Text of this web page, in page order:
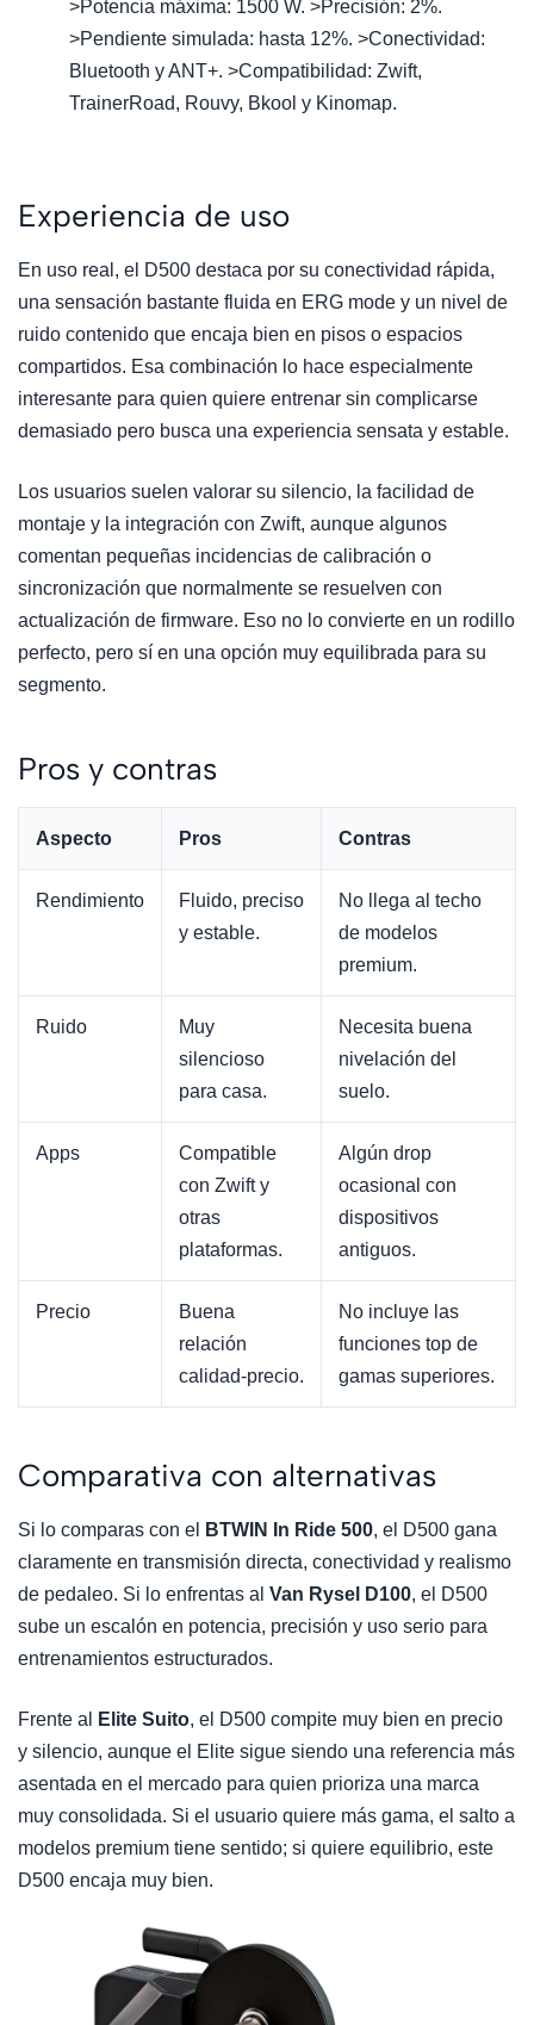
>Potencia máxima: 1500 W. >Precisión: 2%.
>Pendiente simulada: hasta 12%. >Conectividad:
Bluetooth y ANT+. >Compatibilidad: Zwift,
TrainerRoad, Rouvy, Bkool y Kinomap.
Experiencia de uso
En uso real, el D500 destaca por su conectividad rápida,
una sensación bastante fluida en ERG mode y un nivel de
ruido contenido que encaja bien en pisos o espacios
compartidos. Esa combinación lo hace especialmente
interesante para quien quiere entrenar sin complicarse
demasiado pero busca una experiencia sensata y estable.
Los usuarios suelen valorar su silencio, la facilidad de
montaje y la integración con Zwift, aunque algunos
comentan pequeñas incidencias de calibración o
sincronización que normalmente se resuelven con
actualización de firmware. Eso no lo convierte en un rodillo
perfecto, pero sí en una opción muy equilibrada para su
segmento.
Pros y contras
Aspecto Pros Contras
Rendimiento
Fluido, preciso
y estable.
No llega al techo
de modelos
premium.
Ruido
Muy
silencioso
para casa.
Necesita buena
nivelación del
suelo.
Apps
Compatible
con Zwift y
otras
plataformas.
Algún drop
ocasional con
dispositivos
antiguos.
Precio
Buena
relación
calidad-precio.
No incluye las
funciones top de
gamas superiores.
Comparativa con alternativas
Si lo comparas con el BTWIN In Ride 500, el D500 gana
claramente en transmisión directa, conectividad y realismo
de pedaleo. Si lo enfrentas al Van Rysel D100, el D500
sube un escalón en potencia, precisión y uso serio para
entrenamientos estructurados.
Frente al Elite Suito, el D500 compite muy bien en precio
y silencio, aunque el Elite sigue siendo una referencia más
asentada en el mercado para quien prioriza una marca
muy consolidada. Si el usuario quiere más gama, el salto a
modelos premium tiene sentido; si quiere equilibrio, este
D500 encaja muy bien.